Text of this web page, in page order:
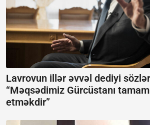
Lavrovun illər əvvəl dediyi sözlər
“Məqsədimiz Gürcüstanı
etməkdir”